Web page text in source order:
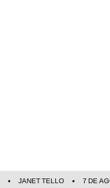
JANET TELLO 7 DE